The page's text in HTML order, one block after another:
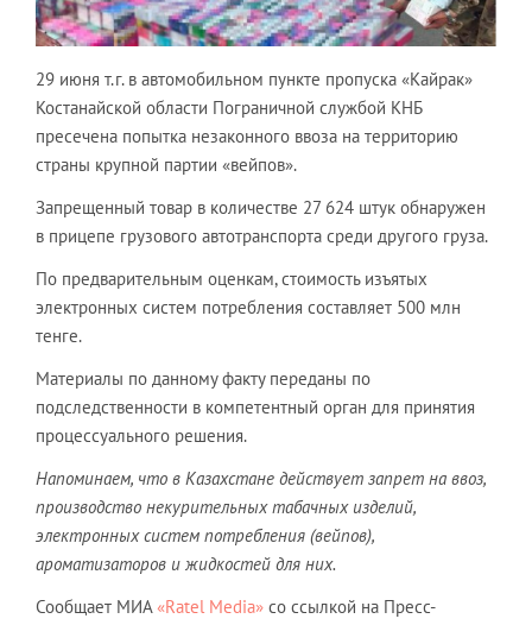
29 июня т.г. в автомобильном пункте пропуска «Кайрак»
Костанайской области Пограничной службой КНБ
пресечена попытка незаконного ввоза на территорию
страны крупной партии «вейпов».
Запрещенный товар в количестве 27 624 штук обнаружен
в прицепе грузового автотранспорта среди другого груза.
По предварительным оценкам, стоимость изъятых
электронных систем потребления составляет 500 млн
тенге.
Материалы по данному факту переданы по
подследственности в компетентный орган для принятия
процессуального решения.
Напоминаем, что в Казахстане действует запрет на ввоз,
производство некурительных табачных изделий,
электронных систем потребления (вейпов),
ароматизаторов и жидкостей для них.
Сообщает МИА «Ratel Media» со ссылкой на Пресс-